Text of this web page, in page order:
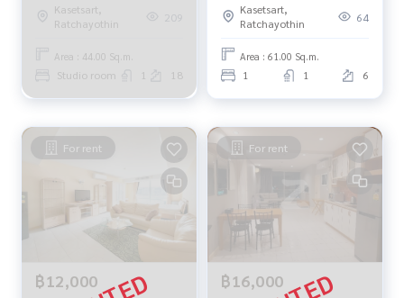
Kasetsart,
Ratchayothin
209
Area : 44.00 Sq.m.
Studio room 1 18
Kasetsart,
Ratchayothin
64
Area : 61.00 Sq.m.
1 1 6
For rent
฿12,000
For rent
฿16,000